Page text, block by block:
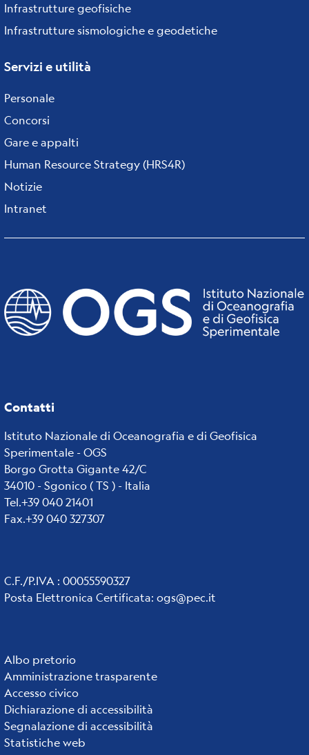
Infrastrutture geofisiche
Infrastrutture sismologiche e geodetiche
Servizi e utilità
Personale
Concorsi
Gare e appalti
Human Resource Strategy (HRS4R)
Notizie
Intranet
Contatti
Istituto Nazionale di Oceanografia e di Geofisica
Sperimentale - OGS
Borgo Grotta Gigante 42/C
34010 - Sgonico ( TS ) - Italia
Tel.+39 040 21401
Fax.+39 040 327307
C.F./P.IVA : 00055590327
Posta Elettronica Certificata: ogs@pec.it
Institute
links
Albo pretorio
Amministrazione trasparente
Accesso civico
Dichiarazione di accessibilità
Segnalazione di accessibilità
Statistiche web